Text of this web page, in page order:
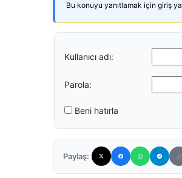
Bu konuyu yanıtlamak için giriş
Kullanıcı adı:
Parola:
Beni hatırla
Paylaş: